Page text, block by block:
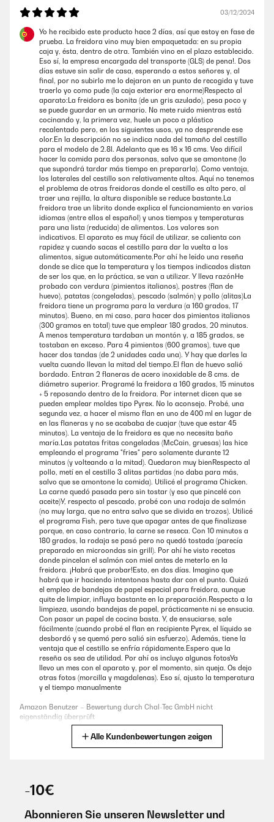
Ein schöner kleiner Air Fryer, sehr gute Qualität und leise.
Amazon Benutzer – Bewertung durch Chal-Tec GmbH nicht
eigenständig überprüft
15/11/2024
Danke für die so schnelle Antwort und Support einfach vorbildlich
superBesser geht nicht.Ich bin begeistert
Amazon Benutzer – Bewertung durch Chal-Tec GmbH nicht
eigenständig überprüft
14/11/2024
Ich habe ihn nun seit n paar Monaten und er macht super Arbeit.Sehr
angenehm leise backt alles perfekt und ist Spülmaschinenfest
Amazon Benutzer – Bewertung durch Chal-Tec GmbH nicht
eigenständig überprüft
14/06/2024
Es hat lange gedauert, bis ich mich entschieden habe, welche
Heißluftfriteuse ich kaufe. Und ich habe mich anscheinend richtig
entschieden. Das Gerät ist oft im Einsatz, nicht laut, nicht wackelig und
sieht elegant aus, im Gegensatz zu einigen anderen wuchtigen Geräten,
die ich mir in dieser Größe angeschaut hatte. Ich bin sehr glücklich
damit, nicht immer für ein ein- bis zwei Personen Essen den Gas-
Backofen anzuwerfen. Kartoffeln, Gemüse, Käse, Blätterteig… alles wird
knusprig und danach sind die Teile super zu reinigen. Ich kann es nur
empfehlen.
Amazon Benutzer – Bewertung durch Chal-Tec GmbH nicht
eigenständig überprüft
19/04/2024
Die Heißluftfritteuse funktioniert sehr gut, Rezepte und Beschreibung
sind eine Katastrophe. Tipps und Rezepte muss man sich also
woanders besorgen.Mit der Leistung bin ich sehr zufrieden, es ist
meine erste Heißluftfritteuse, der Frittierkorb ist so groß, dass er, wie
von mir gewünscht, für zwei Personen reicht. Bisher bin ich sehr
zufrieden.
Amazon Benutzer – Bewertung durch Chal-Tec GmbH nicht
eigenständig überprüft
04/10/2023
Die Heisluftfritteuse ist in Ordnung und Funktioniert einwandfrei nur die
Angabe der Abmessungen stimmen nicht 24cm höhe ind nicht zu
finden.
Bernd
25/09/2023
Ich bin total zufrieden mit dem Luftfritteuse. Ich hatte lange Zeit Zweifel
und habe sie schließlich gekauft ... und das ist einfach erstaunlich! Das
Produkt kocht super schnell und der Geschmack des Essens ist, als
wäre es wirklich frittiert worden. Das ist auch eine gültige Alternative
für den Ofen und nicht nur für die Fritteuse/Pfanne. Die Fritteuse ist
dieses Produkt uneingeschränkt empfehlen!
Amazon Benutzer – Bewertung durch Chal-Tec GmbH nicht
eigenständig überprüft
03/12/2024
Yo he recibido este producto hace 2 días, así que estoy en fase de
prueba. La freidora vino muy bien empaquetada: en su propia
caja y, ésta, dentro de otra. También vino en el plazo establecido.
Eso sí, la empresa encargada del transporte (GLS) de pena!. Dos
días estuve sin salir de casa, esperando a estos señores y, al
final, por no subirlo me lo dejaron en un punto de recogida y tuve
traerlo yo como pude (la caja exterior era enorme)Respecto al
aparato:La freidora es bonita (de un gris azulado), pesa poco y
se puede guardar en un armario. No mete ruido mientras está
cocinando y, la primera vez, huele un poco a plástico
recalentado pero, en los siguientes usos, ya no desprende ese
olor.En la descripción no se indica nada del tamaño del cestillo
para el modelo de 2.8l. Adelanto que es 16 x 16 cms. Veo difícil
hacer la comida para dos personas, salvo que se amontone (lo
que supondrá tardar más tiempo en prepararla). Como ventaja,
los laterales del cestillo son relativamente altos. Aquí no tenemos
el problema de otras freidoras donde el cestillo es alto pero, al
traer una rejilla, la altura disponible se reduce bastante.La
freidora trae un librito donde explica el funcionamiento en varios
idiomas (entre ellos el español) y unos tiempos y temperaturas
para una lista (reducida) de alimentos. Los valores son
indicativos. El aparato es muy fácil de utilizar, se calienta con
rapidez y cuando sacas el cestillo para dar la vuelta a los
alimentos, sigue automáticamente.Por ahí he leído una reseña
donde se dice que la temperatura y los tiempos indicados distan
de ser los que, en la práctica, se van a utilizar. Y lleva razónHe
probado con verdura (pimientos italianos), postres (flan de
huevo), patatas (congeladas), pescado (salmón) y pollo (alitas)La
freidora tiene un programa para la verdura (a 160 grados, 17
minutos). Bueno, en mi caso, para hacer dos pimientos italianos
(300 gramos en total) tuve que emplear 180 grados, 20 minutos.
A menos temperatura tardaban un montón y, a 185 grados, se
tostaban en exceso. Para 4 pimientos (600 gramos), tuve que
hacer dos tandas (de 2 unidades cada una). Y hay que darles la
vuelta cuando llevan la mitad del tiempo.El flan de huevo salió
bordado. Entran 2 flaneras de acero inoxidable de 8 cms. de
diámetro superior. Programé la freidora a 160 grados, 15 minutos
+ 5 reposando dentro de la freidora. Por internet dicen que se
pueden emplear moldes tipo Pyrex. No lo aconsejo. Probé, una
segunda vez, a hacer el mismo flan en uno de 400 ml en lugar de
en las flaneras y no se acababa de cuajar (tuve que estar 45
minutos). La ventaja de la freidora es que no necesita baño
maría.Las patatas fritas congeladas (McCain, gruesas) las hice
empleando el programa "fries" pero solamente durante 12
minutos (y volteando a la mitad). Quedaron muy bienRespecto al
pollo, metí en el cestillo 3 alitas partidas (no daba para más,
salvo que se amontone la comida). Utilicé el programa Chicken.
La carne quedó pasada pero sin tostar (y eso que pincelé con
aceite)Y, respecto al pescado, probé con una rodaja de salmón
(no muy larga, que no entra salvo que se divida en trozos). Utilicé
el programa Fish, pero tuve que apagar antes de que finalizase
porque, en caso contrario, la carne se reseca. Con 10 minutos a
180 grados, la rodaja se pasó pero no quedó tostada (parecía
preparado en microondas sin grill). Por ahí he visto recetas
donde pincelan el salmón con miel antes de meterlo en la
freidora. ¡Habrá que probar!Esto, en dos días. Imagino que
habrá que ir haciendo intentonas hasta dar con el punto. Quizá
el empleo de bandejas de papel especial para freidora, aunque
quite de limpiar, influya bastante en la preparación.Respecto a la
limpieza, usando bandejas de papel, prácticamente ni se ensucia.
Con pasar un papel de cocina basta. Y, de ensuciarse, sale
fácilmente (cuando probé el flan en recipiente Pyrex, el líquido se
desbordó y se quemó pero salió sin esfuerzo). Además, tiene la
ventaja que el cestillo se enfría rápidamente.Espero que la
reseña os sea de utilidad. Por ahí os incluyo algunas fotosYa
llevo un mes con el aparato y, por el momento, sin queja. Os dejo
otras fotos (morcilla y magdalenas). Eso sí, ajusto la temperatura
y el tiempo manualmente
Amazon Benutzer – Bewertung durch Chal-Tec GmbH nicht
eigenständig überprüft
Yo he recibido este producto hace 2 días, así que estoy en fase de
prueba. La freidora vino muy bien empaquetada: en su propia
Eso sí, la empresa encargada del transporte (GLS) de pena!. Dos
Alle Kundenbewertungen zeigen
-10€
Abonnieren Sie unseren Newsletter und